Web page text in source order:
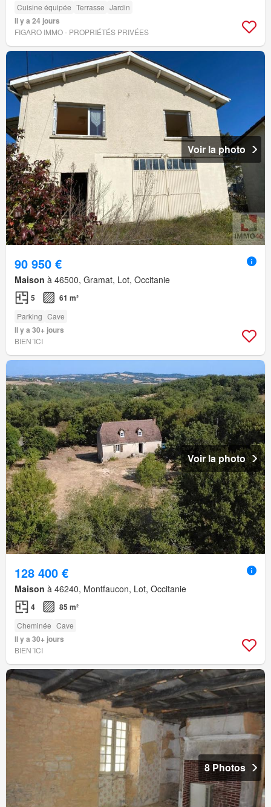
Cuisine équipée Terrasse Jardin
Il y a 24 jours
FIGARO IMMO - PROPRIÉTÉS PRIVÉES
Voir la photo
90 950 €
Maison à 46500, Gramat, Lot, Occitanie
5 61 m²
Parking Cave
Il y a 30+ jours
BIEN´ICI
Voir la photo
128 400 €
Maison à 46240, Montfaucon, Lot, Occitanie
4 85 m²
Cheminée Cave
Il y a 30+ jours
BIEN´ICI
8 Photos